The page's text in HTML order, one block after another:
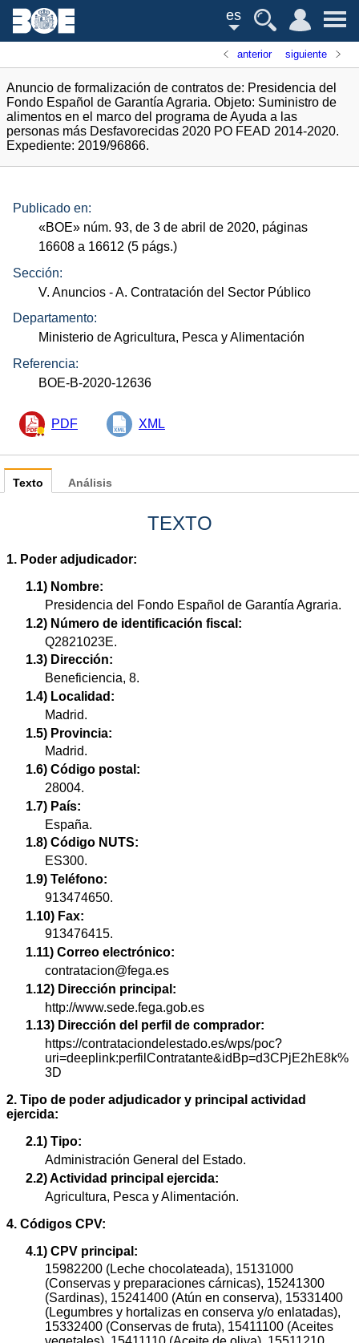
es
anterior siguiente
Anuncio de formalización de contratos de: Presidencia del
Fondo Español de Garantía Agraria. Objeto: Suministro de
alimentos en el marco del programa de Ayuda a las
personas más Desfavorecidas 2020 PO FEAD 2014-2020.
Expediente: 2019/96866.
Publicado en:
«BOE» núm. 93, de 3 de abril de 2020, páginas
16608 a 16612 (5 págs.)
Sección:
V. Anuncios - A. Contratación del Sector Público
Departamento:
Ministerio de Agricultura, Pesca y Alimentación
Referencia:
BOE-B-2020-12636
PDF XML
Texto
TEXTO
1. Poder adjudicador:
1.1) Nombre:
Presidencia del Fondo Español de Garantía Agraria.
1.2) Número de identificación fiscal:
Q2821023E.
1.3) Dirección:
Beneficiencia, 8.
1.4) Localidad:
Madrid.
1.5) Provincia:
Madrid.
1.6) Código postal:
28004.
1.7) País:
España.
1.8) Código NUTS:
ES300.
1.9) Teléfono:
913474650.
1.10) Fax:
913476415.
1.11) Correo electrónico:
contratacion@fega.es
1.12) Dirección principal:
http://www.sede.fega.gob.es
1.13) Dirección del perfil de comprador:
https://contrataciondelestado.es/wps/poc?
uri=deeplink:perfilContratante&idBp=d3CPjE2hE8k%
3D
2. Tipo de poder adjudicador y principal actividad
ejercida:
2.1) Tipo:
Administración General del Estado.
2.2) Actividad principal ejercida:
Agricultura, Pesca y Alimentación.
4. Códigos CPV:
4.1) CPV principal:
15982200 (Leche chocolateada), 15131000
(Conservas y preparaciones cárnicas), 15241300
(Sardinas), 15241400 (Atún en conserva), 15331400
(Legumbres y hortalizas en conserva y/o enlatadas),
15332400 (Conservas de fruta), 15411100 (Aceites
Análisis